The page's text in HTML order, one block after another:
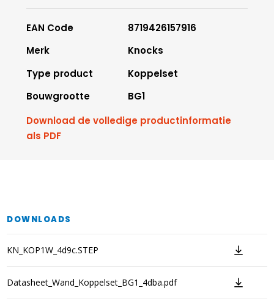
EAN Code
8719426157916
Merk
Knocks
Type product
Koppelset
Bouwgrootte
BG1
Download de volledige productinformatie
als PDF
DOWNLOADS
KN_KOP1W_4d9c.STEP
Datasheet_Wand_Koppelset_BG1_4dba.pdf